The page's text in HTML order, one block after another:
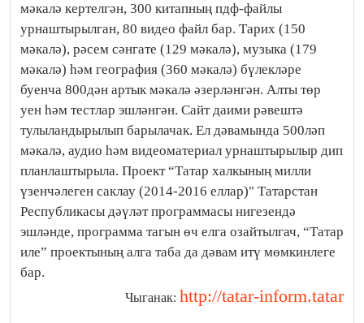
мәкалә кертелгән, 300 китапның пдф-файлы
урнаштырылган, 80 видео файл бар. Тарих (150
мәкалә), рәсем сәнгате (129 мәкалә), музыка (179
мәкалә) һәм география (360 мәкалә) бүлекләре
буенча 800дән артык мәкалә әзерләнгән. Алты төр
уен һәм тестлар эшләнгән. Сайт даими рәвештә
тулыландырылып барылачак. Ел дәвамында 500ләп
мәкалә, аудио һәм видеоматериал урнаштырылыр дип
планлаштырыла. Проект “Татар халкының милли
үзенчәлеген саклау (2014-2016 еллар)" Татарстан
Республикасы дәүләт программасы нигезендә
эшләнде, программа тагын өч елга озайтылгач, “Татар
иле” проектының алга таба да дәвам итү мөмкинлеге
бар.
Чыганак: http://tatar-inform.tatar